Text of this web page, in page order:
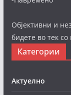
Објективни и
бидете во тек
Категории
Актуелно